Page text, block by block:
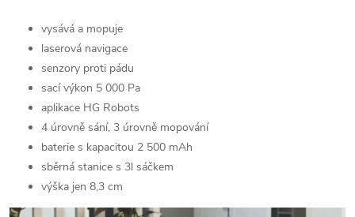
vysává a mopuje
laserová navigace
senzory proti pádu
sací výkon 5 000 Pa
aplikace HG Robots
4 úrovně sání, 3 úrovně mopování
baterie s kapacitou 2 500 mAh
sběrná stanice s 3l sáčkem
výška jen 8,3 cm